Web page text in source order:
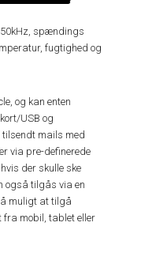
spændings
fugtighed og
og kan enten
USB og
mails med
via pre-definerede
der skulle ske
også tilgås via en
muligt at tilgå
fra mobil, tablet eller